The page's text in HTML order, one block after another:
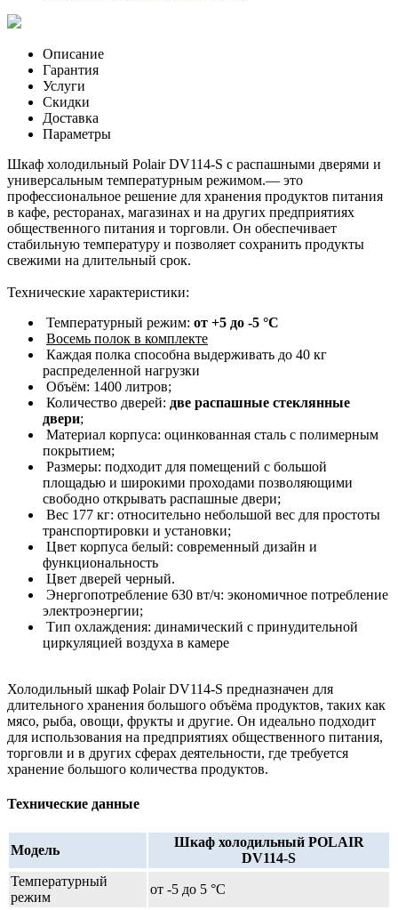
Описание
Гарантия
Услуги
Скидки
Доставка
Параметры
Шкаф холодильный Polair DV114-S с распашными дверями и
универсальным температурным режимом.— это
профессиональное решение для хранения продуктов питания
в кафе, ресторанах, магазинах и на других предприятиях
общественного питания и торговли. Он обеспечивает
стабильную температуру и позволяет сохранить продукты
свежими на длительный срок.
Технические характеристики:
Температурный режим: от +5 до -5 °С
Восемь полок в комплекте
Каждая полка способна выдерживать до 40 кг
распределенной нагрузки
Объём: 1400 литров;
Количество дверей: две распашные стеклянные
двери;
Материал корпуса: оцинкованная сталь с полимерным
покрытием;
Размеры: подходит для помещений с большой
площадью и широкими проходами позволяющими
свободно открывать распашные двери;
Вес 177 кг: относительно небольшой вес для простоты
транспортировки и установки;
Цвет корпуса белый: современный дизайн и
функциональность
Цвет дверей черный.
Энергопотребление 630 вт/ч: экономичное потребление
электроэнергии;
Тип охлаждения: динамический с принудительной
циркуляцией воздуха в камере
Холодильный шкаф Polair DV114-S предназначен для
длительного хранения большого объёма продуктов, таких как
мясо, рыба, овощи, фрукты и другие. Он идеально подходит
для использования на предприятиях общественного питания,
торговли и в других сферах деятельности, где требуется
хранение большого количества продуктов.
Технические данные
Модель
Шкаф холодильный POLAIR
DV114-S
Температурный
режим
от -5 до 5 °C